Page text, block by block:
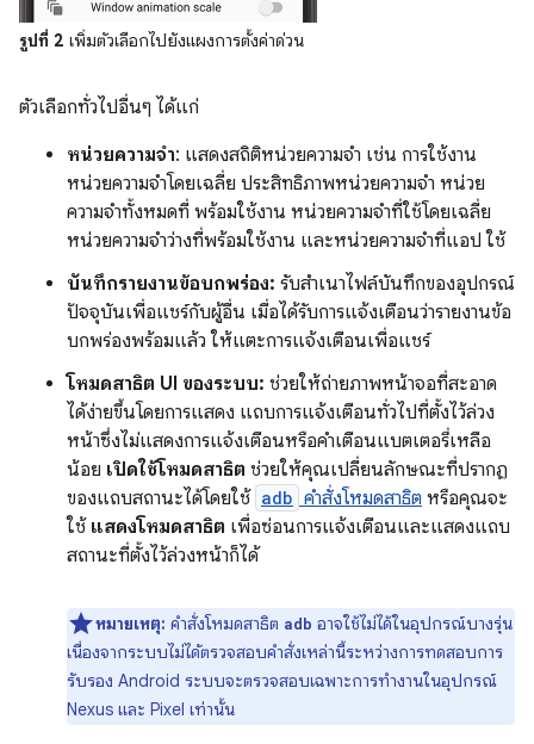
รูปที่ 2 เพิ่มตัวเลือกไปยังแผงการตั้งค่าด่วน
ตัวเลือกทั่วไปอื่นๆ ได้แก่
หน่วยความจำ: แสดงสถิติหน่วยความจำ เช่น การใช้งาน
หน่วยความจำโดยเฉลี่ย ประสิทธิภาพหน่วยความจำ หน่วย
ความจำทั้งหมดที่ พร้อมใช้งาน หน่วยความจำที่ใช้โดยเฉลี่ย
หน่วยความจำว่างที่พร้อมใช้งาน และหน่วยความจำที่แอป ใช้
บันทึกรายงานข้อบกพร่อง: รับสำเนาไฟล์บันทึกของอุปกรณ์
ปัจจุบันเพื่อแชร์กับผู้อื่น เมื่อได้รับการแจ้งเตือนว่ารายงานข้อ
บกพร่องพร้อมแล้ว ให้แตะการแจ้งเตือนเพื่อแชร์
โหมดสาธิต UI ของระบบ: ช่วยให้ถ่ายภาพหน้าจอที่สะอาด
ได้ง่ายขึ้นโดยการแสดง แถบการแจ้งเตือนทั่วไปที่ตั้งไว้ล่วง
หน้าซึ่งไม่แสดงการแจ้งเตือนหรือคำเตือนแบตเตอรี่เหลือ
น้อย เปิดใช้โหมดสาธิต ช่วยให้คุณเปลี่ยนลักษณะที่ปรากฏ
ของแถบสถานะได้โดยใช้ adb คำสั่งโหมดสาธิต หรือคุณจะ
ใช้ แสดงโหมดสาธิต เพื่อซ่อนการแจ้งเตือนและแสดงแถบ
สถานะที่ตั้งไว้ล่วงหน้าก็ได้
หมายเหตุ: คำสั่งโหมดสาธิต adb อาจใช้ไม่ได้ในอุปกรณ์บางรุ่น
เนื่องจากระบบไม่ได้ตรวจสอบคำสั่งเหล่านี้ระหว่างการทดสอบการ
รับรอง Android ระบบจะตรวจสอบเฉพาะการทำงานในอุปกรณ์
Nexus และ Pixel เท่านั้น